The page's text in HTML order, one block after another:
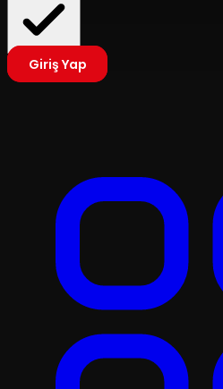
Giriş Yap